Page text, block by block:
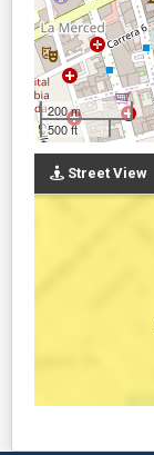
200 m
500 ft
Street View